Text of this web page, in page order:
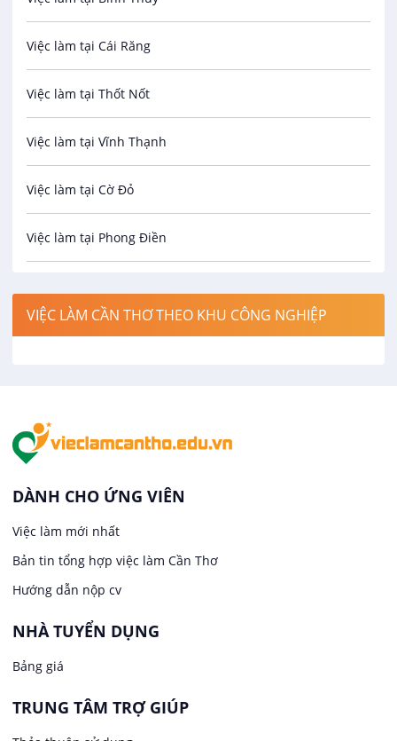
Bảo hiểm
Biên phiên dịch
Bưu chính viễn thông
Cơ khí
Công nghệ sinh học
Công nghệ thực phẩm
Điện / Điện tử / Điện lạnh
Hàng hải / Hàng không
In ấn / Xuất bản
Kế toán
Lái xe
Lao Động Phổ Thông
Lễ tân
May mặc
Việc làm tại Cái Răng
Việc làm tại Thốt Nốt
Việc làm tại Vĩnh Thạnh
Việc làm tại Cờ Đỏ
Việc làm tại Phong Điền
Việc làm tại Cái Khế
Việc làm tại An Bình
Việc làm tại Long Tuyền
Việc làm tại Hưng Phú
Việc làm tại Phước Thới
Việc làm tại Thới Long
Việc làm tại Trung Nhất
VIỆC LÀM CẦN THƠ THEO KHU CÔNG NGHIỆP
DÀNH CHO ỨNG VIÊN
Việc làm mới nhất
Bản tin tổng hợp việc làm Cần Thơ
Hướng dẫn nộp cv
NHÀ TUYỂN DỤNG
Bảng giá
TRUNG TÂM TRỢ GIÚP